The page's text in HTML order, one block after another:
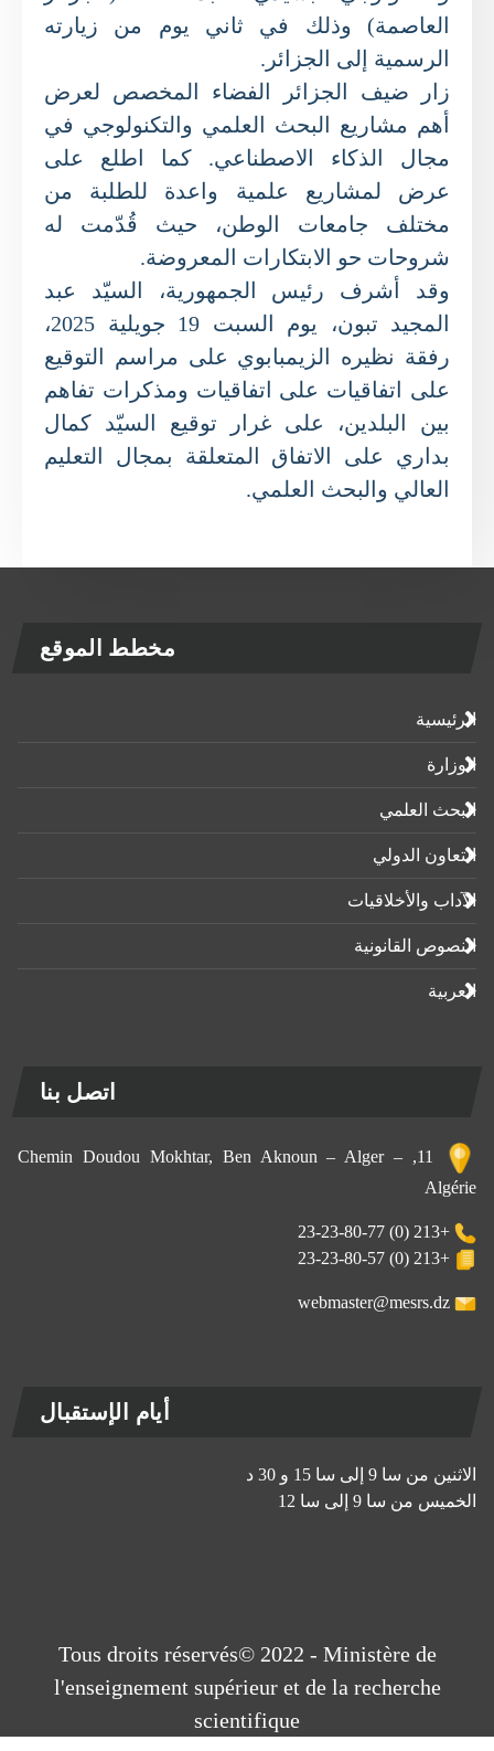
العاصمة) وذلك في ثاني يوم من زيارته
الرسمية إلى الجزائر.
زار ضيف الجزائر الفضاء المخصص لعرض
أهم مشاريع البحث العلمي والتكنولوجي في
مجال الذكاء الاصطناعي. كما اطلع على
عرض لمشاريع علمية واعدة للطلبة من
مختلف جامعات الوطن، حيث قُدّمت له
شروحات حو الابتكارات المعروضة.
وقد أشرف رئيس الجمهورية، السيّد عبد
المجيد تبون، يوم السبت 19 جويلية 2025،
رفقة نظيره الزيمبابوي على مراسم التوقيع
على اتفاقيات على اتفاقيات ومذكرات تفاهم
بين البلدين، على غرار توقيع السيّد كمال
بداري على الاتفاق المتعلقة بمجال التعليم
العالي والبحث العلمي.
مخطط الموقع
الرئيسية
الوزارة
البحث العلمي
التعاون الدولي
الآداب واﻷخلاقيات
النصوص القانونية
العربية
اتصل بنا
11, Chemin Doudou Mokhtar, Ben Aknoun – Alger –
Algérie
+213 (0) 23-23-80-77
+213 (0) 23-23-80-57
webmaster@mesrs.dz
أيام الإستقبال
الاثنين من سا 9 إلى سا 15 و 30 د
الخميس من سا 9 إلى سا 12
Tous droits réservés© 2022 - Ministère de
l'enseignement supérieur et de la recherche
scientifique